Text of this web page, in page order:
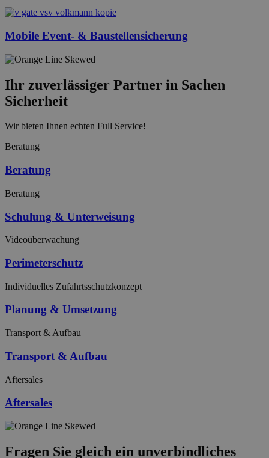
Mobile Event- & Baustellensicherung
Ihr zuverlässiger Partner in Sachen
Sicherheit
Wir bieten Ihnen echten Full Service!
Beratung
Beratung
Beratung
Schulung & Unterweisung
Videoüberwachung
Perimeterschutz
Individuelles Zufahrtsschutzkonzept
Planung & Umsetzung
Transport & Aufbau
Transport & Aufbau
Aftersales
Aftersales
Fragen Sie gleich ein unverbindliches